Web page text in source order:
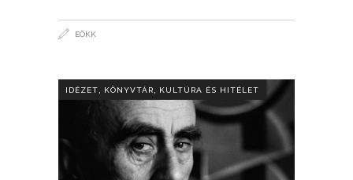
EÖKK
IDÉZET, KÖNYVTÁR, KULTÚRA ÉS HITÉLET